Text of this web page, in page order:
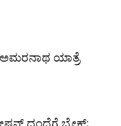
ಯಾತ್ರೆ
ದಂಧೆಗೆ ಬ್ರೇಕ್;